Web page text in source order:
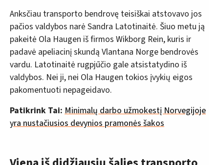
Anksčiau transporto bendrovę teisiškai atstovavo jos
pačios valdybos narė Sandra Latotinaitė. Šiuo metu ją
pakeitė Ola Haugen iš firmos Wikborg Rein, kuris ir
padavė apeliacinį skundą Vlantana Norge bendrovės
vardu. Latotinaitė rugpjūčio gale atsistatydino iš
valdybos. Nei ji, nei Ola Haugen tokios įvykių eigos
pakomentuoti nepageidavo.
Patikrink Tai: Minimalų darbo užmokestį Norvegijoje
yra nustačiusios devynios pramonės šakos